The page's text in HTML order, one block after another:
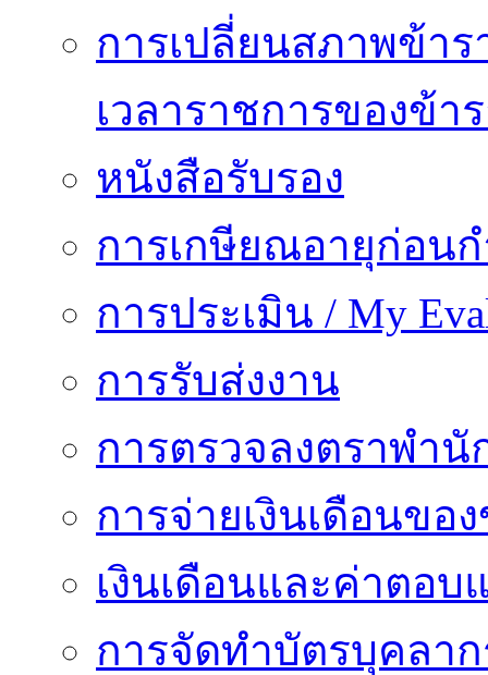
การเปลี่ยนสภาพข้า
เวลาราชการของข้า
หนังสือรับรอง
การเกษียณอายุก่อน
การประเมิน / My
การรับส่งงาน
การตรวจลงตราพำ
การจ่ายเงินเดือนขอ
เงินเดือนและค่าตอบ
การจัดทำบัตรบุคลา